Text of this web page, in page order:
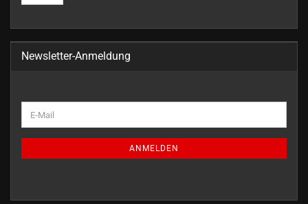
Newsletter-Anmeldung
ZUR
E-
Mail
ANMELDEN